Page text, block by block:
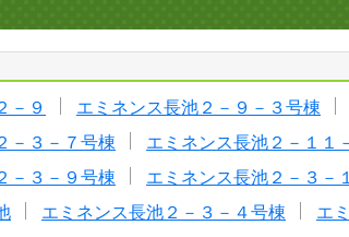
－９ エミネンス長池２－９－３号棟
－３－７号棟
エミネンス長池２－１１
－３－９号棟 エミネンス長池２－３－
エミネンス長池２－３－４号棟
エ